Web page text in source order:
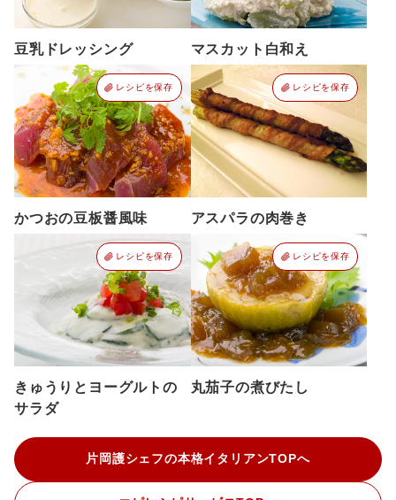
豆乳ドレッシング マスカット白和え
レシピを保存
かつおの豆板醤風味
レシピを保存
アスパラの肉巻き
レシピを保存
きゅうりとヨーグルトの
サラダ
レシピを保存
丸茄子の煮びたし
片岡護シェフの本格イタリアンTOPへ